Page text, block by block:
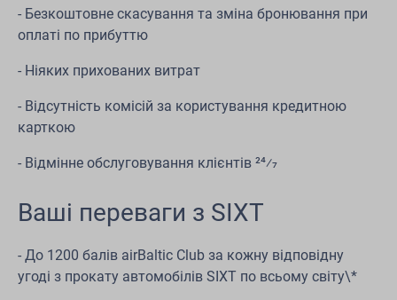
- Безкоштовне скасування та зміна бронювання при
оплаті по прибуттю
- Ніяких прихованих витрат
- Відсутність комісій за користування кредитною
карткою
- Відмінне обслуговування клієнтів 24⁄7
Ваші переваги з SIXT
- До 1200 балів airBaltic Club за кожну відповідну
угоді з прокату автомобілів SIXT по всьому світу\*